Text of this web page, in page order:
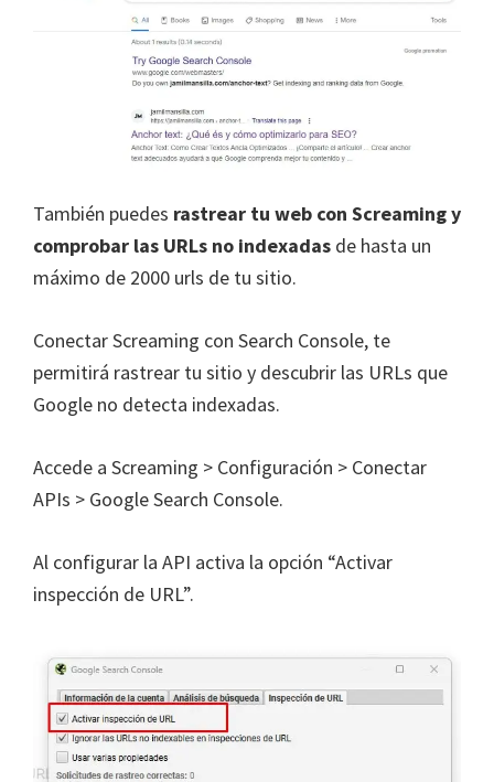
También puedes rastrear tu web con Screaming y
comprobar las URLs no indexadas de hasta un
máximo de 2000 urls de tu sitio.
Conectar Screaming con Search Console, te
permitirá rastrear tu sitio y descubrir las URLs que
Google no detecta indexadas.
Accede a Screaming > Configuración > Conectar
APIs > Google Search Console.
Al configurar la API activa la opción “Activar
inspección de URL”.